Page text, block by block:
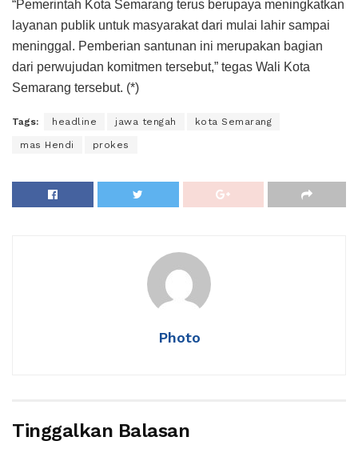
“Pemerintah Kota Semarang terus berupaya meningkatkan
layanan publik untuk masyarakat dari mulai lahir sampai
meninggal. Pemberian santunan ini merupakan bagian
dari perwujudan komitmen tersebut,” tegas Wali Kota
Semarang tersebut. (*)
Tags: headline jawa tengah kota Semarang
mas Hendi prokes
Photo
Tinggalkan Balasan